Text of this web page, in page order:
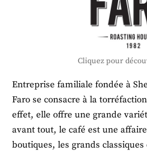
Cliquez pour
Entreprise familiale fondée à
Faro se consacre à la
effet, elle offre une grande
avant tout, le café est une
boutiques, les grands